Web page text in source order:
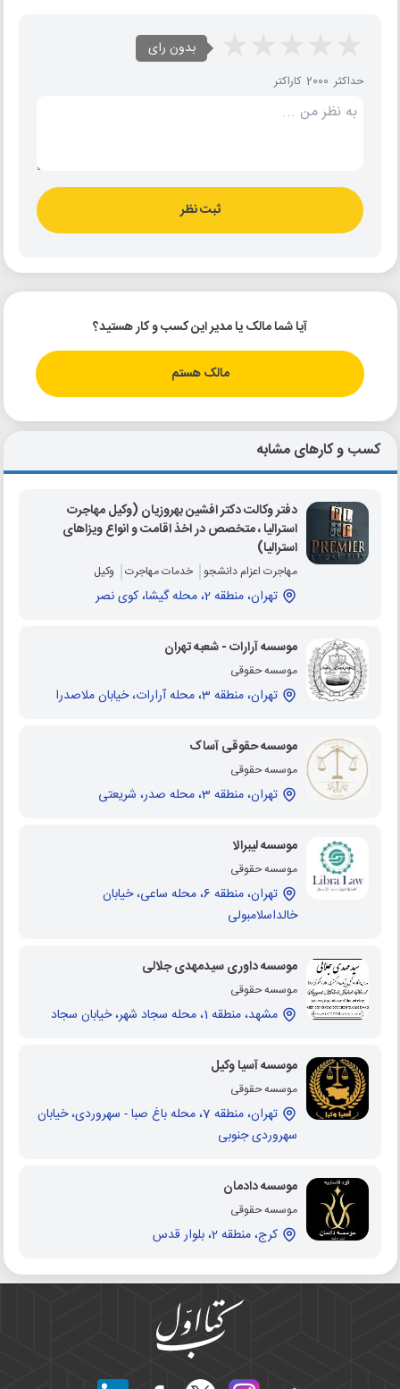
بدون رای
حداکثر 2000 کاراکتر
ثبت نظر
آیا شما مالک یا مدیر این کسب و کار هستید؟
مالک هستم
کسب و کارهای مشابه
دفتر وکالت دکتر افشین بهروزیان (وکیل مهاجرت
استرالیا ، متخصص در اخذ اقامت و انواع ویزاهای
استرالیا)
مهاجرت اعزام دانشجو خدمات مهاجرت وکیل
تهران، منطقه 2، محله گیشا، کوی نصر
موسسه آرارات - شعبه تهران
موسسه حقوقی
تهران، منطقه 3، محله آرارات، خیابان ملاصدرا
موسسه حقوقی آساک
موسسه حقوقی
تهران، منطقه 3، محله صدر، شریعتی
موسسه لیبرالا
موسسه حقوقی
تهران، منطقه 6، محله ساعی، خیابان
خالداسلامبولی
موسسه داوری سیدمهدی جلالی
موسسه حقوقی
مشهد، منطقه 1، محله سجاد شهر، خیابان سجاد
موسسه آسیا وکیل
موسسه حقوقی
تهران، منطقه 7، محله باغ صبا - سهروردی، خیابان
سهروردی جنوبی
موسسه دادمان
موسسه حقوقی
کرج، منطقه 2، بلوار قدس